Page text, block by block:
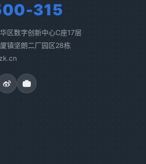
315
区数字创新中心C座17层
镇坚朗二厂园区28栋